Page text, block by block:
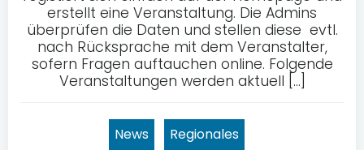
erstellt eine Veranstaltung. Die Admins
überprüfen die Daten und stellen diese evtl.
nach Rücksprache mit dem Veranstalter,
sofern Fragen auftauchen online. Folgende
Veranstaltungen werden aktuell […]
News Regionales